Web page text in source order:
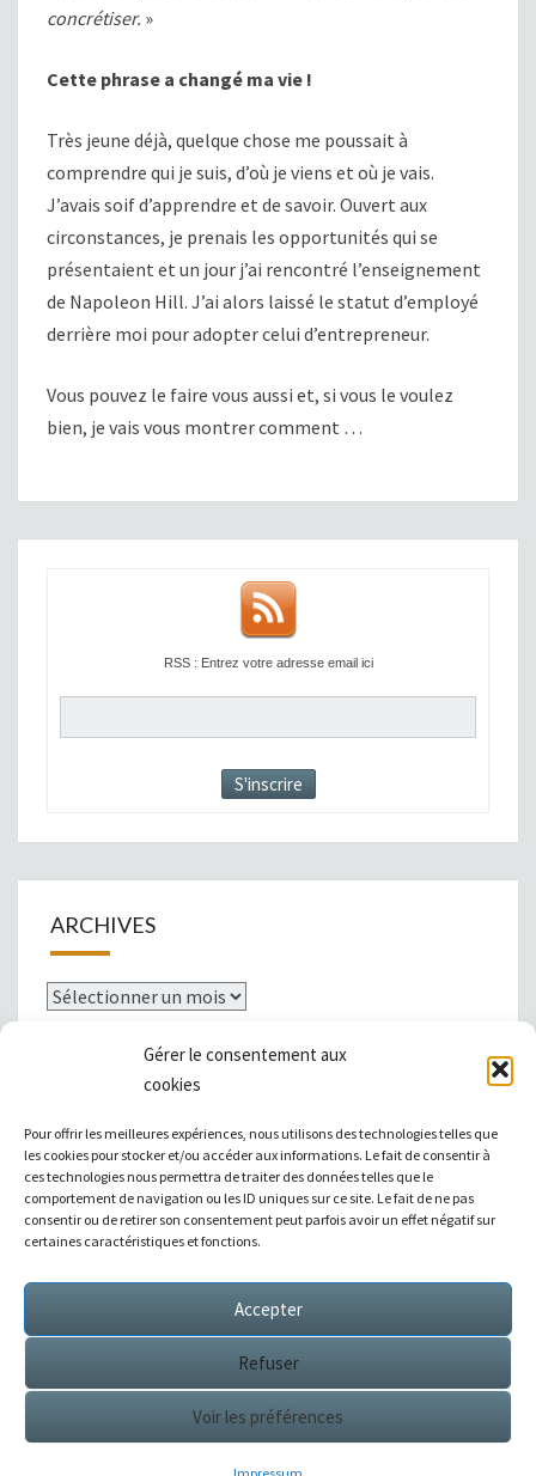
Gérer le consentement aux
cookies
Pour offrir les meilleures expériences, nous utilisons des technologies telles que
les cookies pour stocker et/ou accéder aux informations. Le fait de consentir à
ces technologies nous permettra de traiter des données telles que le
comportement de navigation ou les ID uniques sur ce site. Le fait de ne pas
consentir ou de retirer son consentement peut parfois avoir un effet négatif sur
certaines caractéristiques et fonctions.
Accepter
Refuser
Voir les préférences
concrétiser. »
Cette phrase a changé ma vie !
Très jeune déjà, quelque chose me poussait à
comprendre qui je suis, d’où je viens et où je vais.
J’avais soif d’apprendre et de savoir. Ouvert aux
circonstances, je prenais les opportunités qui se
présentaient et un jour j’ai rencontré l’enseignement
de Napoleon Hill. J’ai alors laissé le statut d’employé
derrière moi pour adopter celui d’entrepreneur.
Vous pouvez le faire vous aussi et, si vous le voulez
bien, je vais vous montrer comment …
RSS : Entrez votre adresse email ici
ARCHIVES
Archives
|Témoignages| Annuaire de liens|
Sitemap XML
© 2026 Éditions Succès / Switzerland : tous droits
réservés